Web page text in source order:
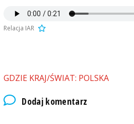
Relacja IAR
GDZIE KRAJ/ŚWIAT: POLSKA
Dodaj komentarz